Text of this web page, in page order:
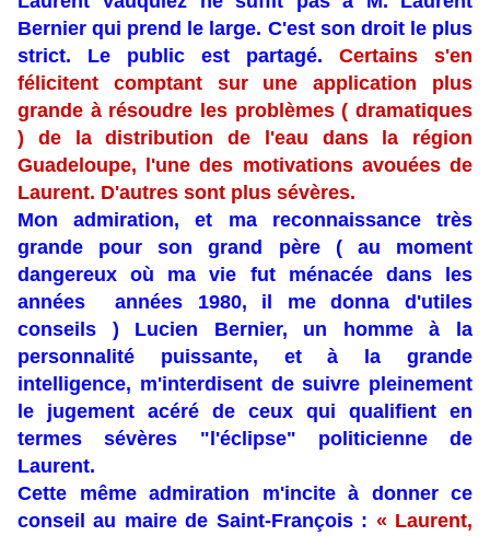
Bernier qui prend le large. C'est son droit le plus
strict. Le public est partagé. Certains s'en
félicitent comptant sur une application plus
grande à résoudre les problèmes ( dramatiques
) de la distribution de l'eau dans la région
Guadeloupe, l'une des motivations avouées de
Laurent. D'autres sont plus sévères.
Mon admiration, et ma reconnaissance très
grande pour son grand père ( au moment
dangereux où ma vie fut ménacée dans les
années années 1980, il me donna d'utiles
conseils ) Lucien Bernier, un homme à la
personnalité puissante, et à la grande
intelligence, m'interdisent de suivre pleinement
le jugement acéré de ceux qui qualifient en
termes sévères "l'éclipse" politicienne de
Laurent.
Cette même admiration m'incite à donner ce
conseil au maire de Saint-François : « Laurent,